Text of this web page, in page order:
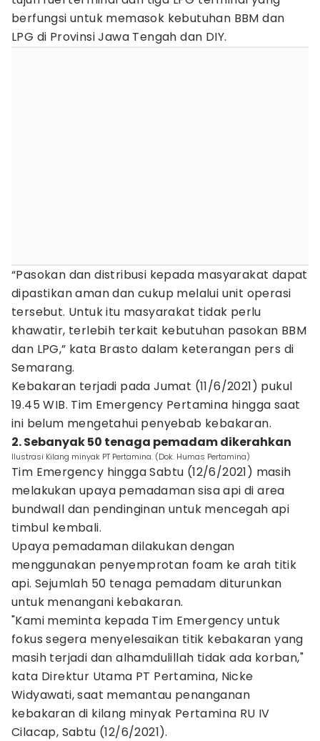
berfungsi untuk memasok kebutuhan BBM dan
LPG di Provinsi Jawa Tengah dan DIY.
“Pasokan dan distribusi kepada masyarakat dapat
dipastikan aman dan cukup melalui unit operasi
tersebut. Untuk itu masyarakat tidak perlu
khawatir, terlebih terkait kebutuhan pasokan BBM
dan LPG,” kata Brasto dalam keterangan pers di
Semarang.
Kebakaran terjadi pada Jumat (11/6/2021) pukul
19.45 WIB. Tim Emergency Pertamina hingga saat
ini belum mengetahui penyebab kebakaran.
2. Sebanyak 50 tenaga pemadam dikerahkan
Ilustrasi Kilang minyak PT Pertamina. (Dok. Humas Pertamina)
Tim Emergency hingga Sabtu (12/6/2021) masih
melakukan upaya pemadaman sisa api di area
bundwall dan pendinginan untuk mencegah api
timbul kembali.
Upaya pemadaman dilakukan dengan
menggunakan penyemprotan foam ke arah titik
api. Sejumlah 50 tenaga pemadam diturunkan
untuk menangani kebakaran.
"Kami meminta kepada Tim Emergency untuk
fokus segera menyelesaikan titik kebakaran yang
masih terjadi dan alhamdulillah tidak ada korban,"
kata Direktur Utama PT Pertamina, Nicke
Widyawati, saat memantau penanganan
kebakaran di kilang minyak Pertamina RU IV
Cilacap, Sabtu (12/6/2021).